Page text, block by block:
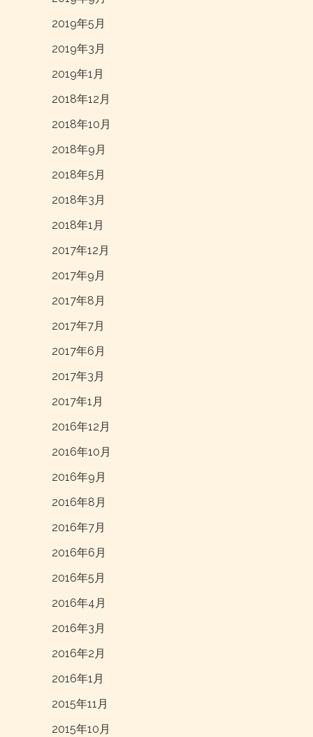
2019年5月
2019年3月
2019年1月
2018年12月
2018年10月
2018年9月
2018年5月
2018年3月
2018年1月
2017年12月
2017年9月
2017年8月
2017年7月
2017年6月
2017年3月
2017年1月
2016年12月
2016年10月
2016年9月
2016年8月
2016年7月
2016年6月
2016年5月
2016年4月
2016年3月
2016年2月
2016年1月
2015年11月
2015年10月